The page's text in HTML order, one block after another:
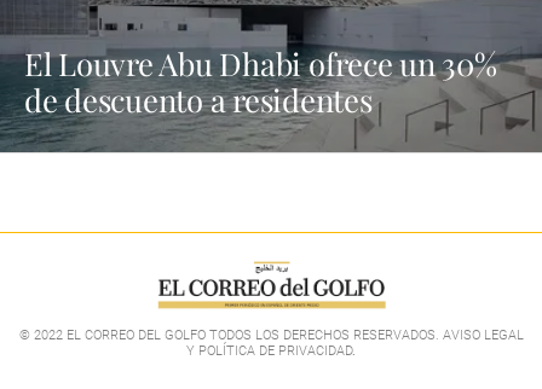
El Louvre Abu Dhabi ofrece un 30%
de descuento a residentes
© 2022 EL CORREO DEL GOLFO TODOS LOS DERECHOS RESERVADOS. AVISO LEGAL
Y POLÍTICA DE PRIVACIDAD.